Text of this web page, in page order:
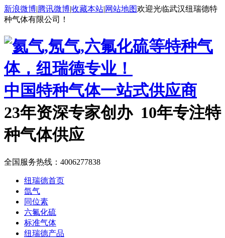
新浪微博|腾讯微博|收藏本站|网站地图欢迎光临武汉纽瑞德特
种气体有限公司！
中国特种气体一站式供应商
23年资深专家创办 10年专注特
种气体供应
全国服务热线： 4006277838
纽瑞德首页
氙气
同位素
六氟化硫
标准气体
纽瑞德产品